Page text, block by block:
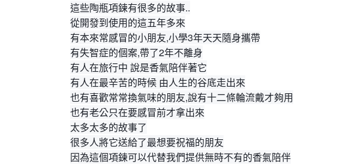
這些陶瓶項鍊有很多的故事..
從開發到使用的這五年多來
有本來常感冒的小朋友,小學3年天天隨身攜帶
有失智症的個案,帶了2年不離身
有人在旅行中 說是香氣陪伴著它
有人在最辛苦的時候 由人生的谷底走出來
也有喜歡常常換氣味的朋友,說有十二條輪流戴才夠用
也有老公只在要感冒前才拿出來
太多太多的故事了
很多人將它送給了最想要祝福的朋友
因為這個項鍊可以代替我們提供無時不有的香氣陪伴